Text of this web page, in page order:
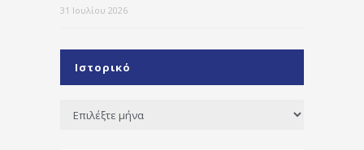
31 Ιουλίου 2026
Ιστορικό
Ιστορικό